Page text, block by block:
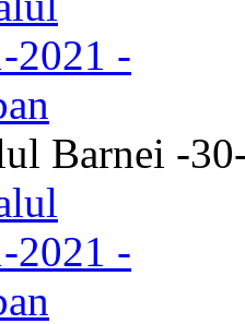
Barnei -